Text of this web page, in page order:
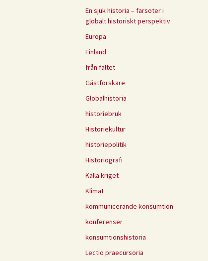
En sjuk historia – farsoter i
globalt historiskt perspektiv
Europa
Finland
från fältet
Gästforskare
Globalhistoria
historiebruk
Historiekultur
historiepolitik
Historiografi
Kalla kriget
Klimat
kommunicerande konsumtion
konferenser
konsumtionshistoria
Lectio praecursoria